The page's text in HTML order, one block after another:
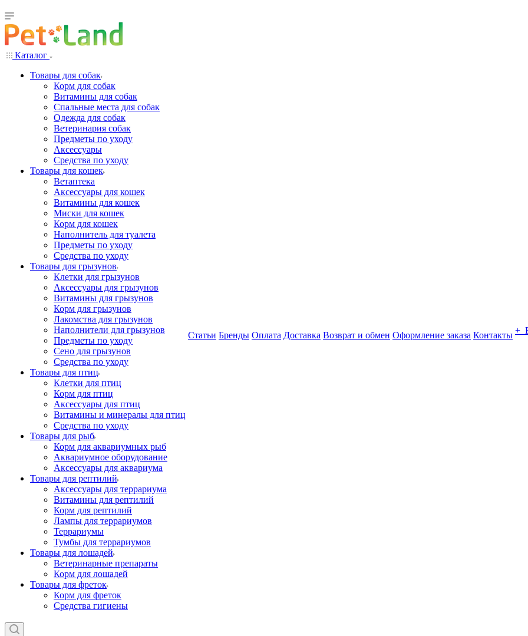
Каталог
Товары для собак
Корм для собак
Витамины для собак
Спальные места для собак
Одежда для собак
Ветеринария собак
Предметы по уходу
Аксессуары
Средства по уходу
Товары для кошек
Ветаптека
Аксессуары для кошек
Витамины для кошек
Миски для кошек
Корм для кошек
Наполнитель для туалета
Предметы по уходу
Средства по уходу
Товары для грызунов
Клетки для грызунов
Аксессуары для грызунов
Витамины для грызунов
Корм для грызунов
Лакомства для грызунов
Наполнители для грызунов
Предметы по уходу
Сено для грызунов
Средства по уходу
Товары для птиц
Клетки для птиц
Корм для птиц
Аксессуары для птиц
Витамины и минералы для птиц
Средства по уходу
Товары для рыб
Корм для аквариумных рыб
Аквариумное оборудование
Аксессуары для аквариума
Товары для рептилий
Аксессуары для террариума
Витамины для рептилий
Корм для рептилий
Лампы для террариумов
Террариумы
Тумбы для террариумов
Товары для лошадей
Ветеринарные препараты
Корм для лошадей
Товары для фреток
Корм для фреток
Средства гигиены
Статьи Бренды Оплата Доставка Возврат и обмен Оформление заказа Контакты +